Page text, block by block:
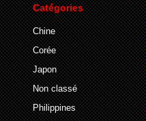
Catégories
Chine
Corée
Japon
Non classé
Philippines